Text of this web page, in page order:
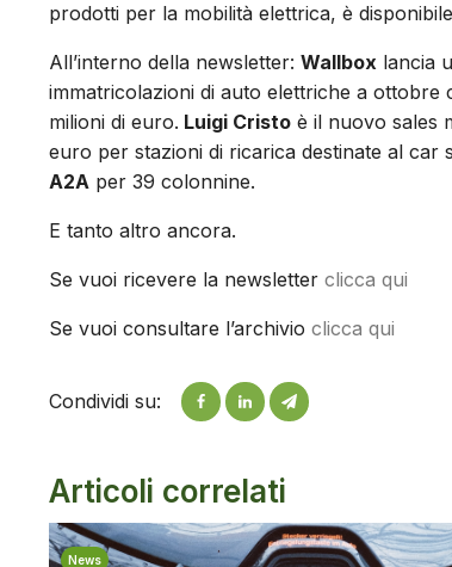
prodotti per la mobilità elettrica, è
All’interno della newsletter: Wallbox lancia
immatricolazioni di auto elettriche a ottobre
milioni di euro. Luigi Cristo è il nuovo sales
euro per stazioni di ricarica destinate al car
A2A per 39 colonnine.
E tanto altro ancora.
Se vuoi ricevere la newsletter clicca qui
Se vuoi consultare l’archivio clicca qui
Condividi su:
Articoli correlati
News